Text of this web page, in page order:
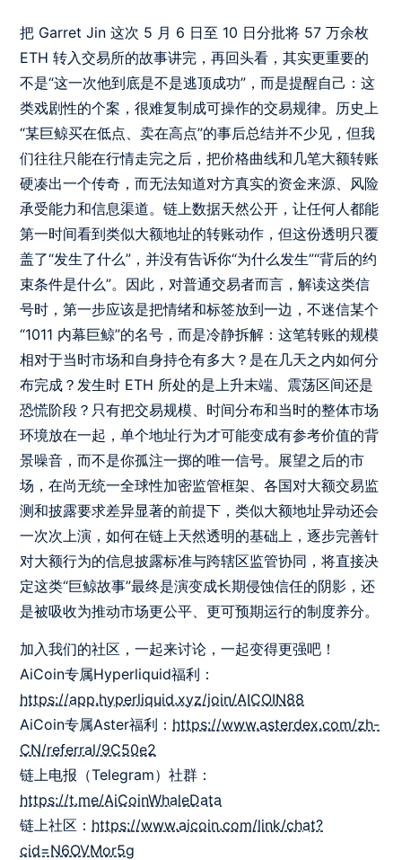
把 Garret Jin 这次 5 月 6 日至 10 日分批将 57 万余枚
ETH 转入交易所的故事讲完，再回头看，其实更重要的
不是“这一次他到底是不是逃顶成功”，而是提醒自己：这
类戏剧性的个案，很难复制成可操作的交易规律。历史上
“某巨鲸买在低点、卖在高点”的事后总结并不少见，但我
们往往只能在行情走完之后，把价格曲线和几笔大额转账
硬凑出一个传奇，而无法知道对方真实的资金来源、风险
承受能力和信息渠道。链上数据天然公开，让任何人都能
第一时间看到类似大额地址的转账动作，但这份透明只覆
盖了“发生了什么”，并没有告诉你“为什么发生”“背后的约
束条件是什么”。因此，对普通交易者而言，解读这类信
号时，第一步应该是把情绪和标签放到一边，不迷信某个
“1011 内幕巨鲸”的名号，而是冷静拆解：这笔转账的规模
相对于当时市场和自身持仓有多大？是在几天之内如何分
布完成？发生时 ETH 所处的是上升末端、震荡区间还是
恐慌阶段？只有把交易规模、时间分布和当时的整体市场
环境放在一起，单个地址行为才可能变成有参考价值的背
景噪音，而不是你孤注一掷的唯一信号。展望之后的市
场，在尚无统一全球性加密监管框架、各国对大额交易监
测和披露要求差异显著的前提下，类似大额地址异动还会
一次次上演，如何在链上天然透明的基础上，逐步完善针
对大额行为的信息披露标准与跨辖区监管协同，将直接决
定这类“巨鲸故事”最终是演变成长期侵蚀信任的阴影，还
是被吸收为推动市场更公平、更可预期运行的制度养分。
加入我们的社区，一起来讨论，一起变得更强吧！
AiCoin专属Hyperliquid福利：
https://app.hyperliquid.xyz/join/AICOIN88
AiCoin专属Aster福利： https://www.asterdex.com/zh-
CN/referral/9C50e2
链上电报（Telegram）社群：
https://t.me/AiCoinWhaleData
链上社区： https://www.aicoin.com/link/chat?
cid=N6OVMor5g